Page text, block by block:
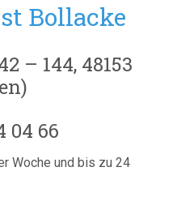
Bollacke
– 144, 48153
04 66
Woche und bis zu 24